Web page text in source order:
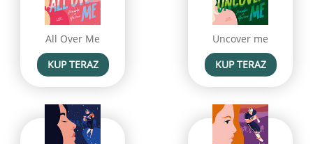
All Over Me
KUP TERAZ
Uncover me
KUP TERAZ